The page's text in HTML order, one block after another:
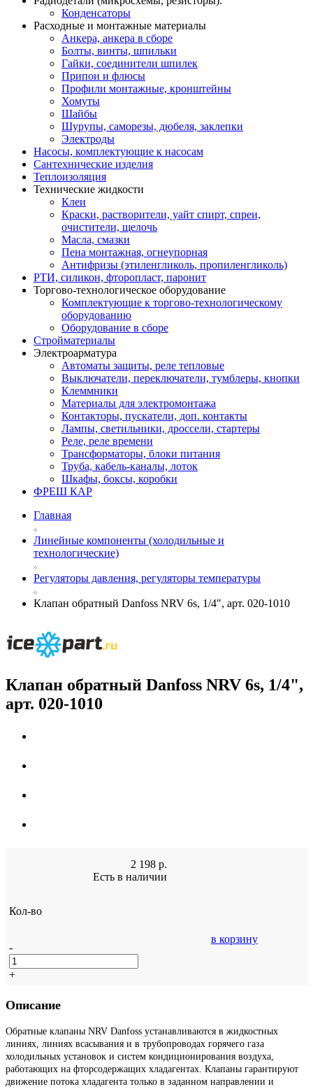
Конденсаторы
Расходные и монтажные материалы
Анкера, анкера в сборе
Болты, винты, шпильки
Гайки, соединители шпилек
Припои и флюсы
Профили монтажные, кронштейны
Хомуты
Шайбы
Шурупы, саморезы, дюбеля, заклепки
Электроды
Насосы, комплектующие к насосам
Сантехнические изделия
Теплоизоляция
Технические жидкости
Клеи
Краски, растворители, уайт спирт, спреи,
очистители, щелочь
Масла, смазки
Пена монтажная, огнеупорная
Антифризы (этиленгликоль, пропиленгликоль)
РТИ, силикон, фторопласт, паронит
Торгово-технологическое оборудование
Комплектующие к торгово-технологическому
оборудованию
Оборудование в сборе
Стройматериалы
Электроарматура
Автоматы защиты, реле тепловые
Выключатели, переключатели, тумблеры, кнопки
Клеммники
Материалы для электромонтажа
Контакторы, пускатели, доп. контакты
Лампы, светильники, дроссели, стартеры
Реле, реле времени
Трансформаторы, блоки питания
Труба, кабель-каналы, лоток
Шкафы, боксы, коробки
ФРЕШ КАР
Главная
Линейные компоненты (холодильные и
технологические)
Регуляторы давления, регуляторы температуры
Клапан обратный Danfoss NRV 6s, 1/4", арт. 020-1010
Клапан обратный Danfoss NRV 6s, 1/4",
арт. 020-1010
2 198 р.
Есть в наличии
Кол-во
-
+
в корзину
Описание
Обратные клапаны NRV Danfoss устанавливаются в жидкостных
линиях, линиях всасывания и в трубопроводах горячего газа
холодильных установок и систем кондиционирования воздуха,
работающих на фторсодержащих хладагентах. Клапаны гарантируют
движение потока хладагента только в заданном направлении и